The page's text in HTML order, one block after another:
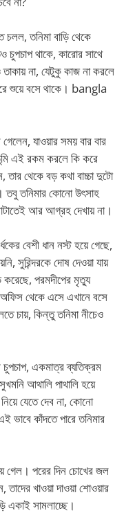
চলল, তনিমা বাড়ি থেকে
চুপচাপ থাকে, কারোর সাথে
তাকায় না, যেটুকু কাজ না করলে
শুয়ে বসে থাকে। bangla
যাওয়ার সময় বার বার
এই রকম করলে কি করে
তার থেকে বড় কথা বাচ্চা দুটো
তবু তনিমার কোনো উৎসাহ
আর আগ্রহ দেখায় না।
বেশী ধান নস্ট হয়ে গেছে,
সুরিন্দরকে দোষ দেওয়া যায়
করেছে, পরমদীপের মৃত্যু
থেকে এসে এখানে বসে
চায়, কিন্তু তনিমা নীচেও
চুপচাপ, একমাত্র ব্যতিক্রম
আথালি পাথালি হয়ে
যেতে দেব না, কোনো
ভাবে কাঁদতে পারে তনিমার
গেল। পরের দিন চোখের জল
খাওয়া দাওয়া শোওয়ার
একাই সামলাচ্ছে।